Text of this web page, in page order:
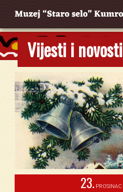
Vijesti i novosti
23. PROSINAC